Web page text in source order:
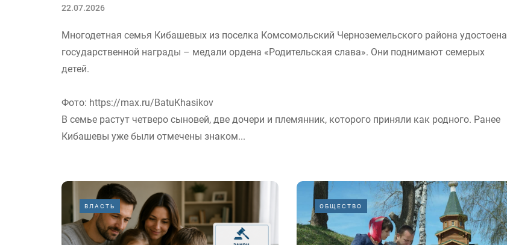
22.07.2026
Многодетная семья Кибашевых из поселка Комсомольский Черноземельского района удостоена
государственной награды – медали ордена «Родительская слава». Они поднимают семерых
детей.
Фото: https://max.ru/BatuKhasikov
В семье растут четверо сыновей, две дочери и племянник, которого приняли как родного. Ранее
Кибашевы уже были отмечены знаком...
ВЛАСТЬ ОБЩЕСТВО